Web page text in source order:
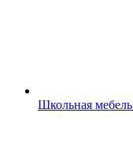
Школьная мебель